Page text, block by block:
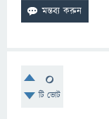
0
টি ভোট